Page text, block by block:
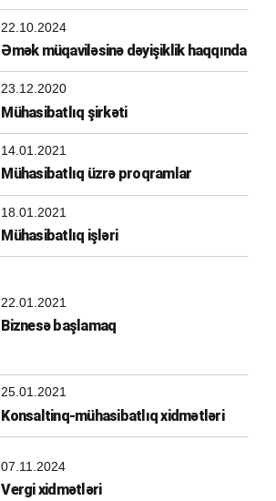
22.10.2024
Əmək müqaviləsinə dəyişiklik haqqında
23.12.2020
Mühasibatlıq şirkəti
14.01.2021
Mühasibatlıq üzrə proqramlar
18.01.2021
Mühasibatlıq işləri
22.01.2021
Biznesə başlamaq
25.01.2021
Konsaltinq-mühasibatlıq xidmətləri
07.11.2024
Vergi xidmətləri